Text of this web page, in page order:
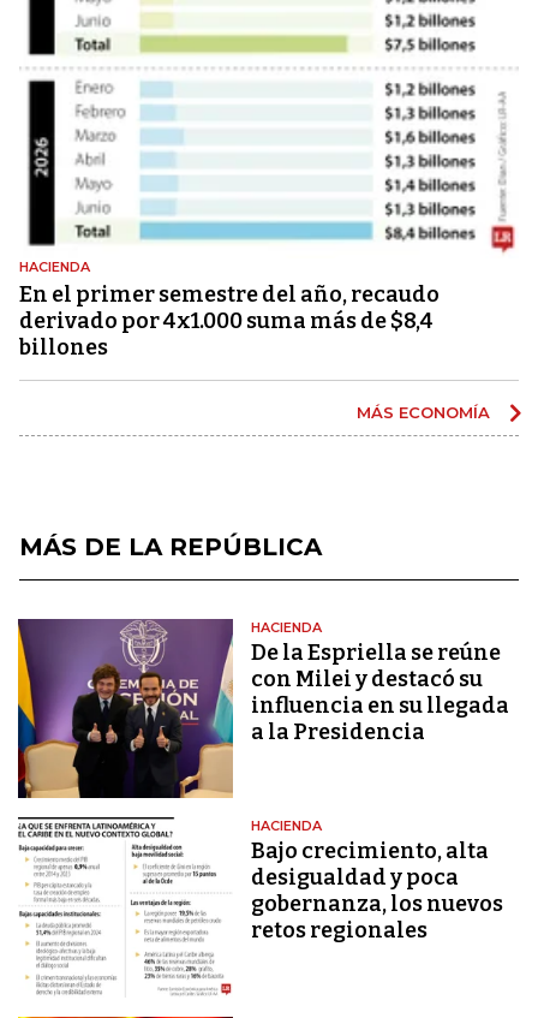
HACIENDA
En el primer semestre del año, recaudo
derivado por 4x1.000 suma más de $8,4
billones
MÁS ECONOMÍA
MÁS DE LA REPÚBLICA
HACIENDA
De la Espriella se reúne
con Milei y destacó su
influencia en su llegada
a la Presidencia
HACIENDA
Bajo crecimiento, alta
desigualdad y poca
gobernanza, los nuevos
retos regionales